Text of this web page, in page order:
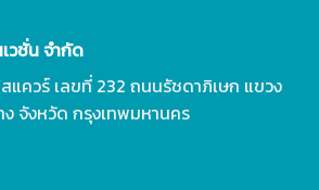
วชั่น จำกัด
แควร์ เลขที่ 232 ถนนรัชดาภิเษก แขวง
ง จังหวัด กรุงเทพมหานคร